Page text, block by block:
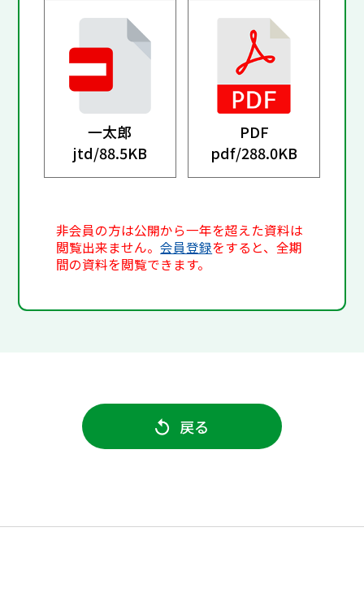
一太郎
jtd/88.5KB
PDF
pdf/288.0KB
非会員の方は公開から一年を超えた資料は
閲覧出来ません。会員登録をすると、全期
間の資料を閲覧できます。
戻る